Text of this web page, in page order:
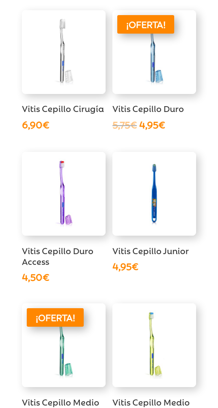
Vitis Cepillo Cirugía
6,90€
¡OFERTA!
Vitis Cepillo Duro
5,75€El
era:
5,75€.
4,95€El
Vitis Cepillo Duro
Access
4,50€
Vitis Cepillo Junior
4,95€
¡OFERTA!
Vitis Cepillo Medio
Vitis Cepillo Medio